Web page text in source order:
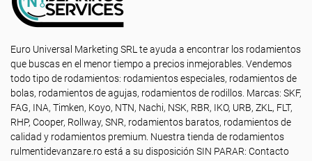
Euro Universal Marketing SRL te ayuda a encontrar los rodamientos
que buscas en el menor tiempo a precios inmejorables. Vendemos
todo tipo de rodamientos: rodamientos especiales, rodamientos de
bolas, rodamientos de agujas, rodamientos de rodillos. Marcas: SKF,
FAG, INA, Timken, Koyo, NTN, Nachi, NSK, RBR, IKO, URB, ZKL, FLT,
RHP, Cooper, Rollway, SNR, rodamientos baratos, rodamientos de
calidad y rodamientos premium. Nuestra tienda de rodamientos
rulmentidevanzare.ro está a su disposición SIN PARAR: Contacto